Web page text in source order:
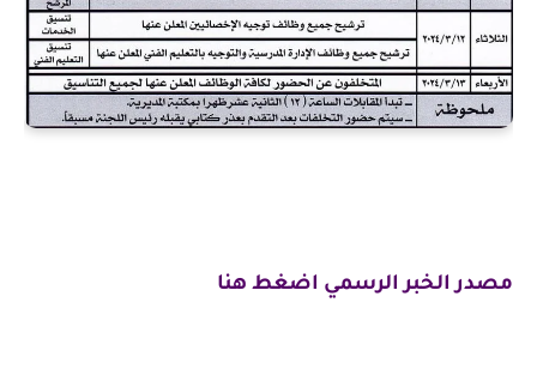
مصدر الخبر الرسمي اضغط هنا